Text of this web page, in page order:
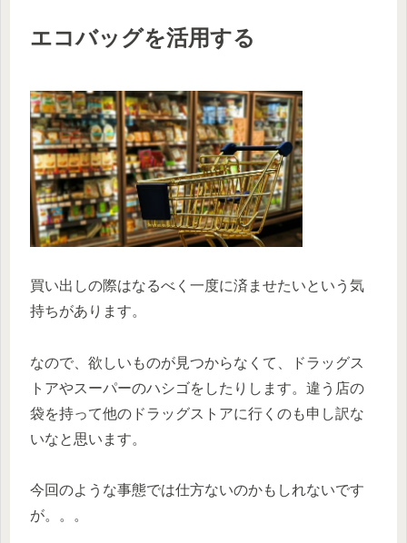
エコバッグを活用する
買い出しの際はなるべく一度に済ませたいという気
持ちがあります。
なので、欲しいものが見つからなくて、ドラッグス
トアやスーパーのハシゴをしたりします。違う店の
袋を持って他のドラッグストアに行くのも申し訳な
いなと思います。
今回のような事態では仕方ないのかもしれないです
が。。。